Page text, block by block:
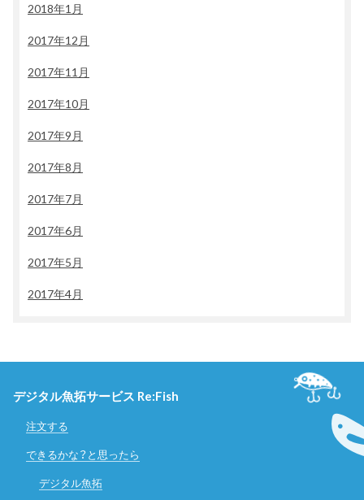
2018年1月
2017年12月
2017年11月
2017年10月
2017年9月
2017年8月
2017年7月
2017年6月
2017年5月
2017年4月
デジタル魚拓サービス Re:Fish
注文する
できるかな？と思ったら
デジタル魚拓